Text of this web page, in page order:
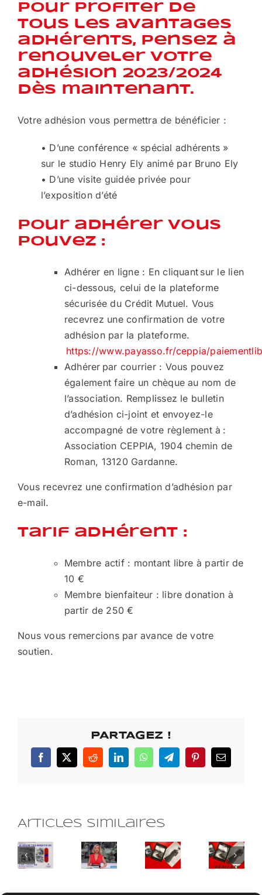
Pour profiter de
tous les avantages
adhérents, pensez à
renouveler votre
adhésion 2023/2024
dès maintenant.
Votre adhésion vous permettra de bénéficier :
• D’une conférence « spécial adhérents »
sur le studio Henry Ely animé par Bruno Ely
• D’une visite guidée privée pour
l’exposition d’été
Pour adhérer vous
pouvez :
Adhérer en ligne : En cliquant sur le lien
ci-dessous, celui de la plateforme
sécurisée du Crédit Mutuel. Vous
recevrez une confirmation de votre
adhésion par la plateforme.
https://www.payasso.fr/ceppia/
Adhérer par courrier : Vous pouvez
également faire un chèque au nom de
l’association. Remplissez le bulletin
d’adhésion ci-joint et envoyez-le
accompagné de votre règlement à :
Association CEPPIA, 1904 chemin de
Roman, 13120 Gardanne.
Vous recevrez une confirmation d’adhésion par
e-mail.
Tarif adhérent :
Membre actif : montant libre à partir de
10 €
Membre bienfaiteur : libre donation à
partir de 250 €
Nous vous remercions par avance de votre
soutien.
PARTAGEZ !
Facebook
X RedditLinkedInWhatsAppTelegramPinterestEmail
Articles similaires
EXPOSITION
EXTRAIT
DU
Dédicace
du